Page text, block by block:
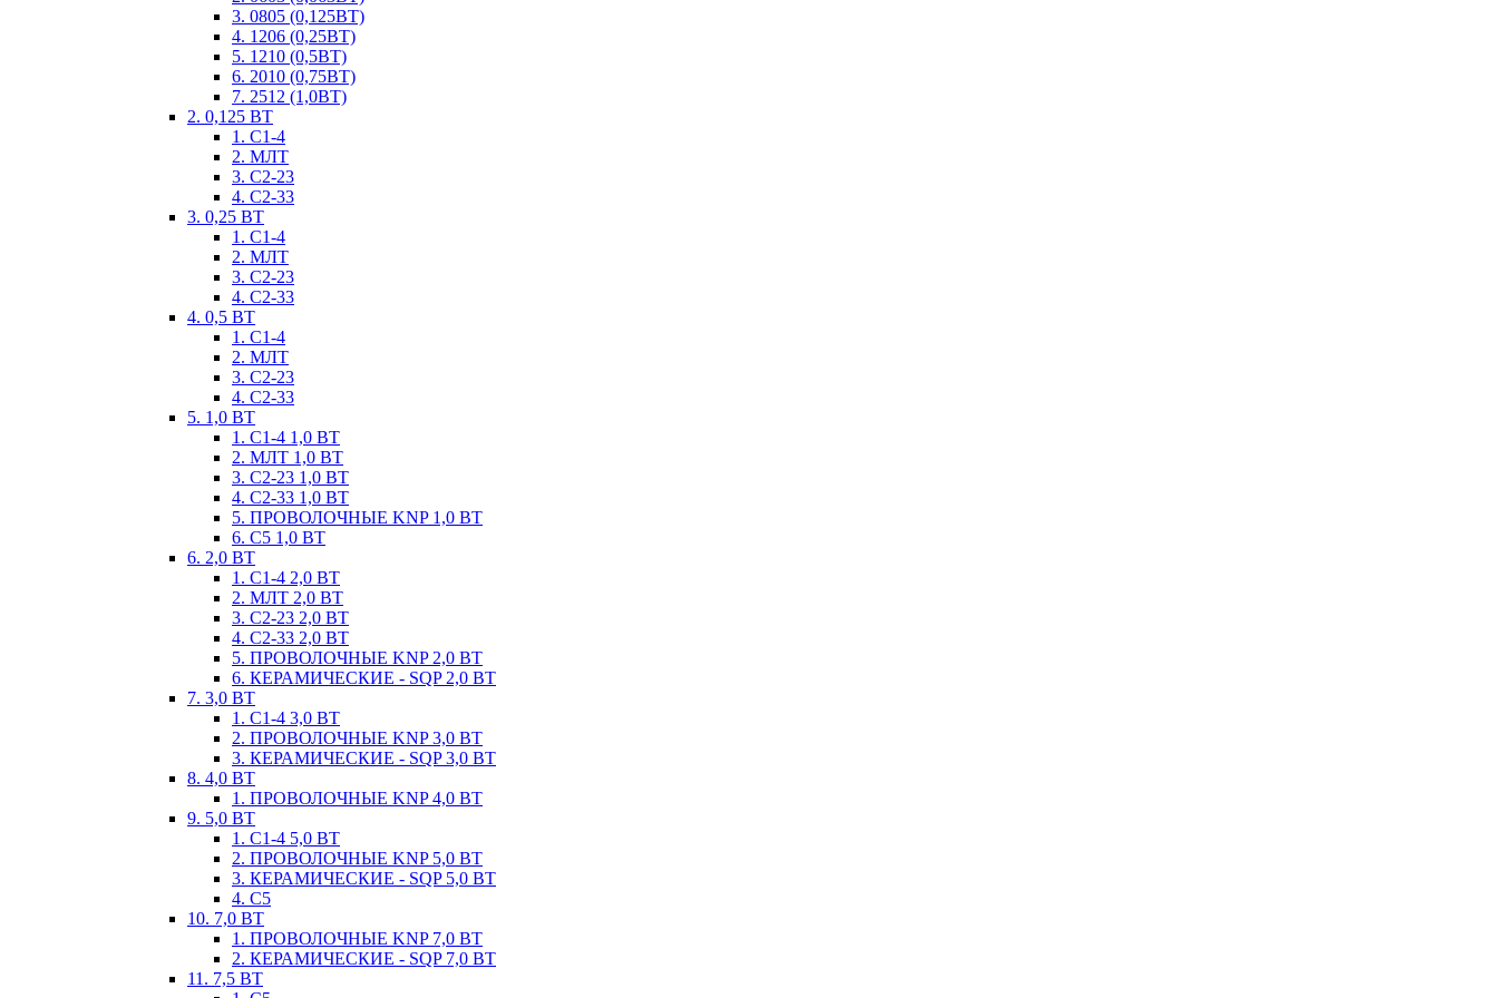
3. 0805 (0,125ВТ)
4. 1206 (0,25ВТ)
5. 1210 (0,5ВТ)
6. 2010 (0,75ВТ)
7. 2512 (1,0ВТ)
2. 0,125 ВТ
1. С1-4
2. МЛТ
3. С2-23
4. С2-33
3. 0,25 ВТ
1. С1-4
2. МЛТ
3. С2-23
4. С2-33
4. 0,5 ВТ
1. С1-4
2. МЛТ
3. С2-23
4. С2-33
5. 1,0 ВТ
1. С1-4 1,0 ВТ
2. МЛТ 1,0 ВТ
3. С2-23 1,0 ВТ
4. С2-33 1,0 ВТ
5. ПРОВОЛОЧНЫЕ KNP 1,0 ВТ
6. С5 1,0 ВТ
6. 2,0 ВТ
1. С1-4 2,0 ВТ
2. МЛТ 2,0 ВТ
3. С2-23 2,0 ВТ
4. С2-33 2,0 ВТ
5. ПРОВОЛОЧНЫЕ KNP 2,0 ВТ
6. КЕРАМИЧЕСКИЕ - SQP 2,0 ВТ
7. 3,0 ВТ
1. С1-4 3,0 ВТ
2. ПРОВОЛОЧНЫЕ KNP 3,0 ВТ
3. КЕРАМИЧЕСКИЕ - SQP 3,0 ВТ
8. 4,0 ВТ
1. ПРОВОЛОЧНЫЕ KNP 4,0 ВТ
9. 5,0 ВТ
1. С1-4 5,0 ВТ
2. ПРОВОЛОЧНЫЕ KNP 5,0 ВТ
3. КЕРАМИЧЕСКИЕ - SQP 5,0 ВТ
4. С5
10. 7,0 ВТ
1. ПРОВОЛОЧНЫЕ KNP 7,0 ВТ
2. КЕРАМИЧЕСКИЕ - SQP 7,0 ВТ
11. 7,5 ВТ